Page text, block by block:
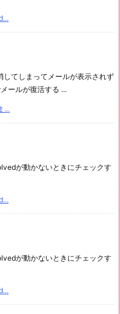
てしまってメールが表示されず
ールが復活する ...
...
が動かないときにチェックす
が動かないときにチェックす